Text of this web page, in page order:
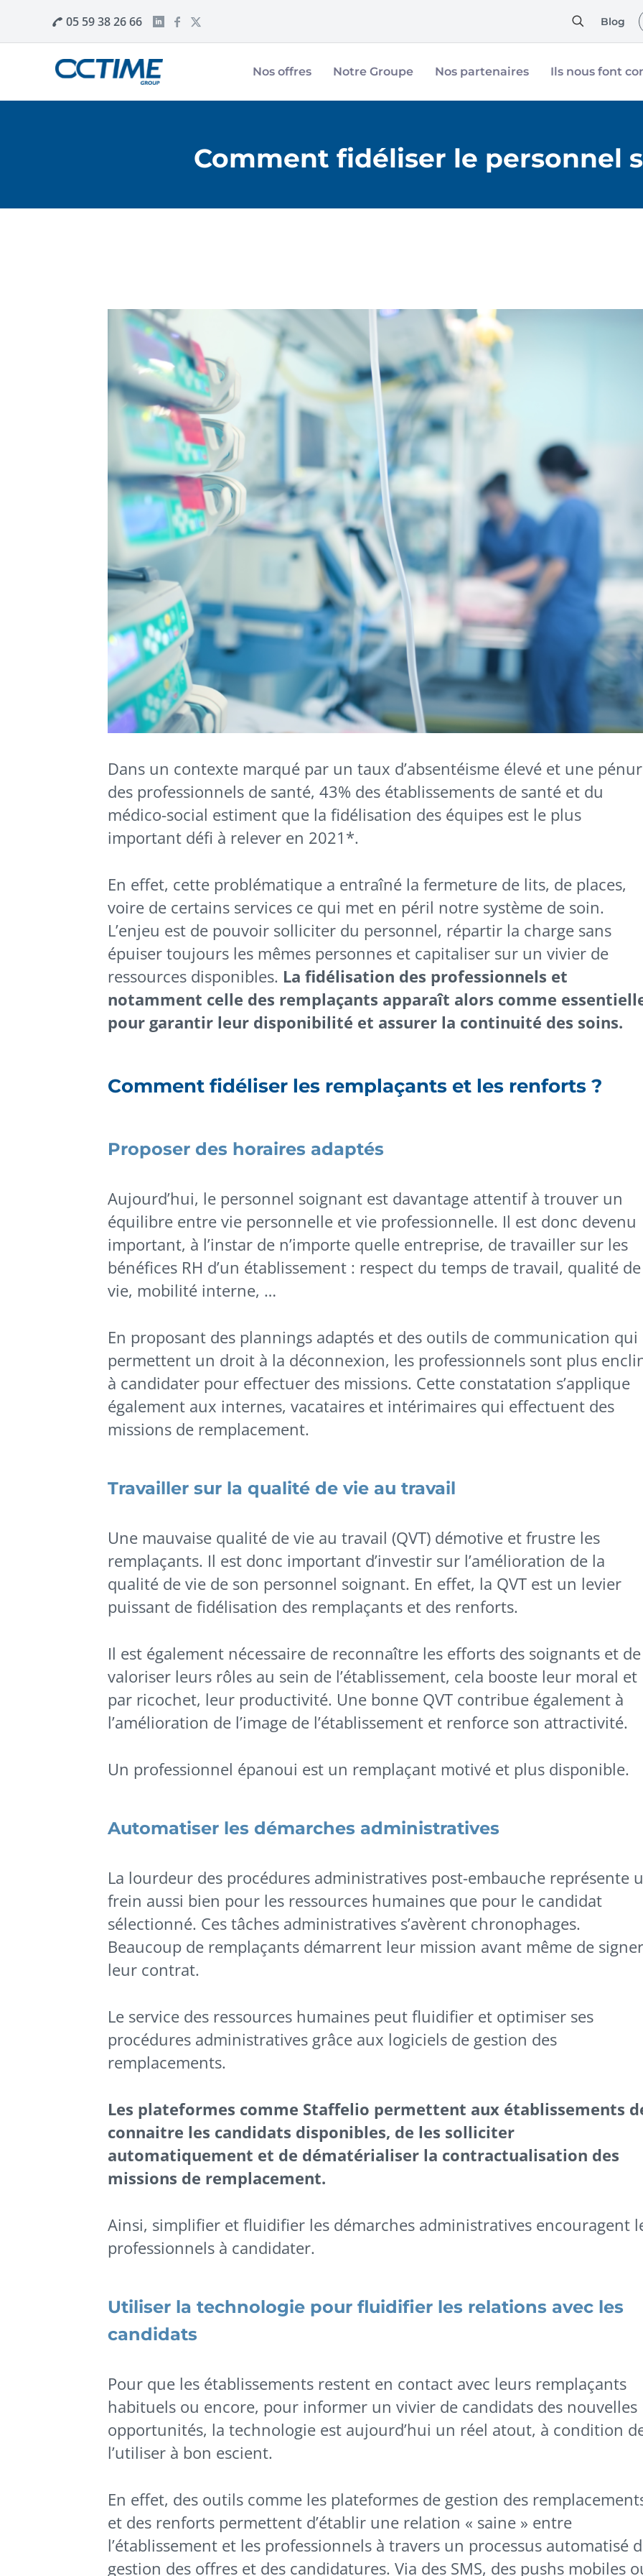
05 59 38 26 66 Blog
Nos offres Notre Groupe Nos partenaires Ils nous font
Comment fidéliser le personnel
Dans un contexte marqué par un taux d’absentéisme élevé et une
des professionnels de santé, 43% des établissements de santé et du
médico-social estiment que la fidélisation des équipes est le plus
important défi à relever en 2021*.
En effet, cette problématique a entraîné la fermeture de lits, de places,
voire de certains services ce qui met en péril notre système de soin.
L’enjeu est de pouvoir solliciter du personnel, répartir la charge sans
épuiser toujours les mêmes personnes et capitaliser sur un vivier de
ressources disponibles. La fidélisation des professionnels et
notamment celle des remplaçants apparaît alors comme
pour garantir leur disponibilité et assurer la continuité des soins.
Comment fidéliser les remplaçants et les renforts ?
Proposer des horaires adaptés
Aujourd’hui, le personnel soignant est davantage attentif à trouver un
équilibre entre vie personnelle et vie professionnelle. Il est donc devenu
important, à l’instar de n’importe quelle entreprise, de travailler sur les
bénéfices RH d’un établissement : respect du temps de travail, qualité de
vie, mobilité interne, …
En proposant des plannings adaptés et des outils de communication qui
permettent un droit à la déconnexion, les professionnels sont plus
à candidater pour effectuer des missions. Cette constatation s’applique
également aux internes, vacataires et intérimaires qui effectuent des
missions de remplacement.
Travailler sur la qualité de vie au travail
Une mauvaise qualité de vie au travail (QVT) démotive et frustre les
remplaçants. Il est donc important d’investir sur l’amélioration de la
qualité de vie de son personnel soignant. En effet, la QVT est un levier
puissant de fidélisation des remplaçants et des renforts.
Il est également nécessaire de reconnaître les efforts des soignants et de
valoriser leurs rôles au sein de l’établissement, cela booste leur moral et
par ricochet, leur productivité. Une bonne QVT contribue également à
l’amélioration de l’image de l’établissement et renforce son attractivité.
Un professionnel épanoui est un remplaçant motivé et plus disponible.
Automatiser les démarches administratives
La lourdeur des procédures administratives post-embauche représente
frein aussi bien pour les ressources humaines que pour le candidat
sélectionné. Ces tâches administratives s’avèrent chronophages.
Beaucoup de remplaçants démarrent leur mission avant même de signer
leur contrat.
Le service des ressources humaines peut fluidifier et optimiser ses
procédures administratives grâce aux logiciels de gestion des
remplacements.
Les plateformes comme Staffelio permettent aux établissements
connaitre les candidats disponibles, de les solliciter
automatiquement et de dématérialiser la contractualisation des
missions de remplacement.
Ainsi, simplifier et fluidifier les démarches administratives encouragent
professionnels à candidater.
Utiliser la technologie pour fluidifier les relations avec les
candidats
Pour que les établissements restent en contact avec leurs remplaçants
habituels ou encore, pour informer un vivier de candidats des nouvelles
opportunités, la technologie est aujourd’hui un réel atout, à condition
l’utiliser à bon escient.
En effet, des outils comme les plateformes de gestion des
et des renforts permettent d’établir une relation « saine » entre
l’établissement et les professionnels à travers un processus automatisé
gestion des offres et des candidatures. Via des SMS, des pushs mobiles